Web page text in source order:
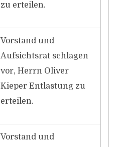
zu erteilen.
Vorstand und
Aufsichtsrat schlagen
vor, Herrn Oliver
Kieper Entlastung zu
erteilen.
Vorstand und